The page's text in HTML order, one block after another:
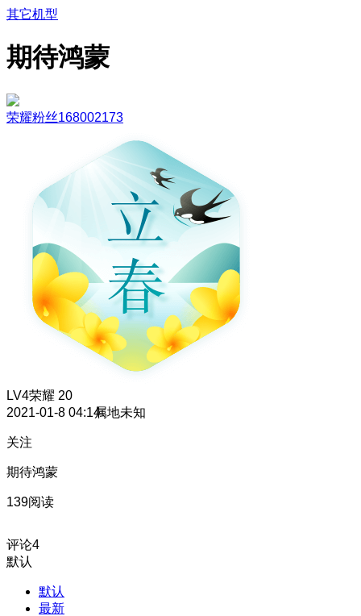
其它机型
期待鸿蒙
荣耀粉丝168002173
LV4荣耀 20
2021-01-8 04:14属地未知
关注
期待鸿蒙
139阅读
评论4
默认
默认
最新